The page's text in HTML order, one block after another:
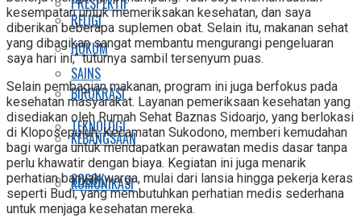
HUKUM
BIROKRASI
KEBANGSAAN
KOMUNIKASI
RELIGI
SAINS
TEKNOLOGI
SOSOK
kesempatan untuk memeriksakan kesehatan, dan saya
diberikan beberapa suplemen obat. Selain itu, makanan sehat
yang dibagikan sangat membantu mengurangi pengeluaran
saya hari ini,” tuturnya sambil tersenyum puas.
Selain pembagian makanan, program ini juga berfokus pada
kesehatan masyarakat. Layanan pemeriksaan kesehatan yang
disediakan oleh Rumah Sehat Baznas Sidoarjo, yang berlokasi
di Kloposepuluh, Kecamatan Sukodono, memberi kemudahan
bagi warga untuk mendapatkan perawatan medis dasar tanpa
perlu khawatir dengan biaya. Kegiatan ini juga menarik
perhatian banyak warga, mulai dari lansia hingga pekerja keras
seperti Budi, yang membutuhkan perhatian medis sederhana
untuk menjaga kesehatan mereka.